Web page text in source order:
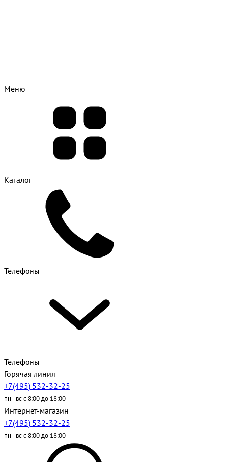
Меню
Каталог
Телефоны
Телефоны
Горячая линия
+7(495) 532-32-25
пн–вс с 8:00 до 18:00
Интернет-магазин
+7(495) 532-32-25
пн–вс с 8:00 до 18:00